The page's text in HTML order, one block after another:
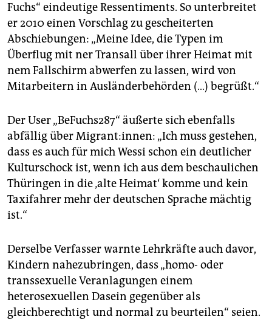
Fuchs“ eindeutige Ressentiments. So unterbreitet
er 2010 einen Vorschlag zu gescheiterten
Abschiebungen: „Meine Idee, die Typen im
Überflug mit ner Transall über ihrer Heimat mit
nem Fallschirm abwerfen zu lassen, wird von
Mitarbeitern in Ausländerbehörden (…) begrüßt.“
Der User „BeFuchs287“ äußerte sich ebenfalls
abfällig über Migrant:innen: „Ich muss gestehen,
dass es auch für mich Wessi schon ein deutlicher
Kulturschock ist, wenn ich aus dem beschaulichen
Thüringen in die ‚alte Heimat‘ komme und kein
Taxifahrer mehr der deutschen Sprache mächtig
ist.“
Derselbe Verfasser warnte Lehrkräfte auch davor,
Kindern nahezubringen, dass „homo- oder
transsexuelle Veranlagungen einem
heterosexuellen Dasein gegenüber als
gleichberechtigt und normal zu beurteilen“ seien.